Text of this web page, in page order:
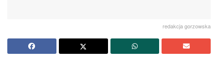
redakcja gorzowska